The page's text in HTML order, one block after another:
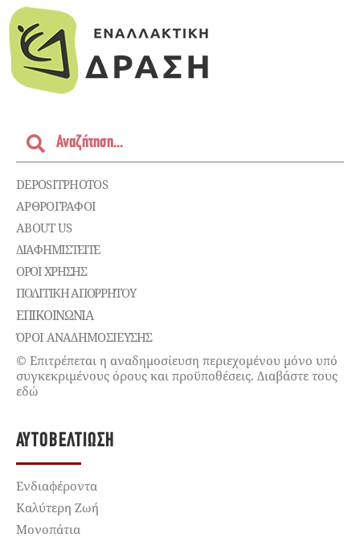
DEPOSITPHOTOS
ΑΡΘΡΟΓΡΑΦΟΙ
ABOUT US
ΔΙΑΦΗΜΙΣΤΕΊΤΕ
ΌΡΟΙ ΧΡΉΣΗΣ
ΠΟΛΙΤΙΚΉ ΑΠΟΡΡΉΤΟΥ
ΕΠΙΚΟΙΝΩΝΊΑ
ΌΡΟΙ ΑΝΑΔΗΜΟΣΙΕΥΣΗΣ
© Επιτρέπεται η αναδημοσίευση περιεχομένου μόνο υπό
συγκεκριμένους όρους και προϋποθέσεις. Διαβάστε τους
εδώ
ΑΥΤΟΒΕΛΤΊΩΣΗ
Ενδιαφέροντα
Καλύτερη Ζωή
Μονοπάτια